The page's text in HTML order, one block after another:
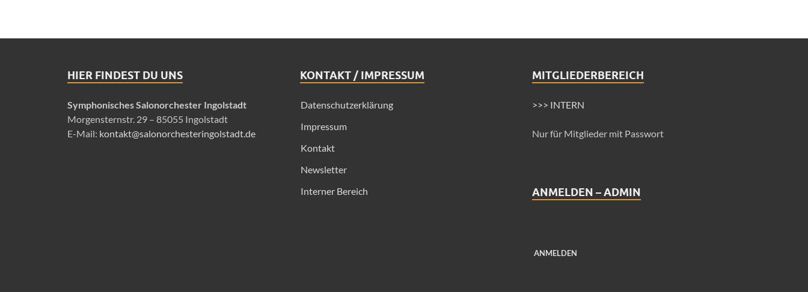
HIER FINDEST DU UNS
Symphonisches Salonorchester Ingolstadt
Morgensternstr. 29 – 85055 Ingolstadt
E-Mail: kontakt@salonorchesteringolstadt.de
KONTAKT / IMPRESSUM
Datenschutzerklärung
Impressum
Kontakt
Newsletter
Interner Bereich
MITGLIEDERBEREICH
>>> INTERN
Nur für Mitglieder mit Passwort
ANMELDEN – ADMIN
ANMELDEN